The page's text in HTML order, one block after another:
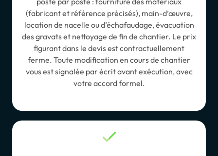
(fabricant et référence précisés), main-d’œuvre,
location de nacelle ou d’échafaudage, évacuation
des gravats et nettoyage de fin de chantier. Le prix
figurant dans le devis est contractuellement
ferme. Toute modification en cours de chantier
vous est signalée par écrit avant exécution, avec
votre accord formel.